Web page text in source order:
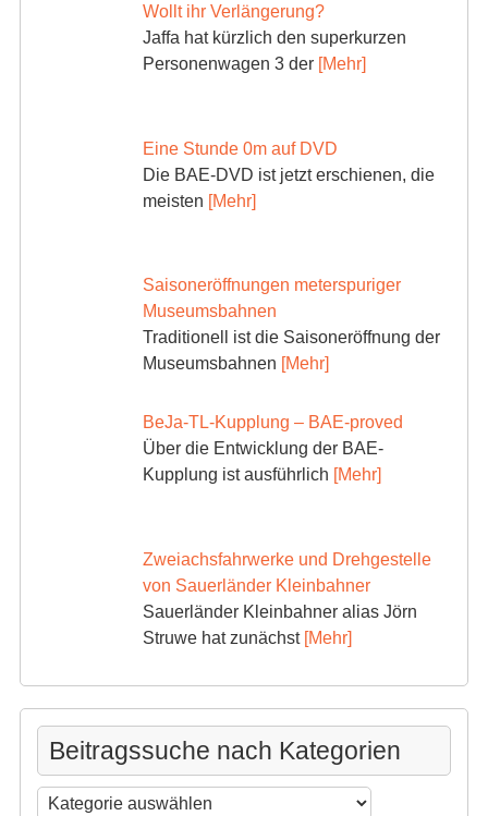
Wollt ihr Verlängerung?
Jaffa hat kürzlich den superkurzen
Personenwagen 3 der [Mehr]
Eine Stunde 0m auf DVD
Die BAE-DVD ist jetzt erschienen, die
meisten [Mehr]
Saisoneröffnungen meterspuriger
Museumsbahnen
Traditionell ist die Saisoneröffnung der
Museumsbahnen [Mehr]
BeJa-TL-Kupplung – BAE-proved
Über die Entwicklung der BAE-
Kupplung ist ausführlich [Mehr]
Zweiachsfahrwerke und Drehgestelle
von Sauerländer Kleinbahner
Sauerländer Kleinbahner alias Jörn
Struwe hat zunächst [Mehr]
Beitragssuche nach Kategorien
Beitragssuche